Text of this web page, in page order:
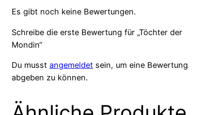
Es gibt noch keine Bewertungen.
Schreibe die erste Bewertung für „Töchter der
Mondin“
Du musst angemeldet sein, um eine Bewertung
abgeben zu können.